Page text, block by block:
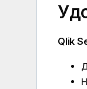
Qlik